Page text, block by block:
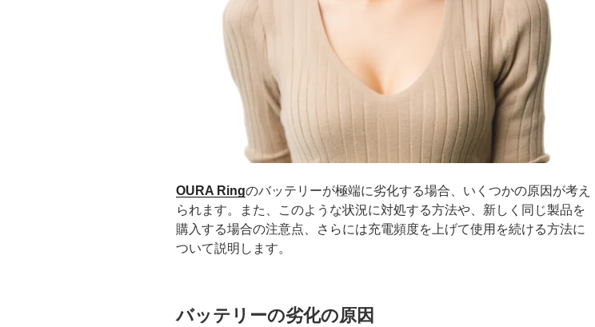
OURA Ringのバッテリーが極端に劣化する場合、いくつかの原因が考え
られます。また、このような状況に対処する方法や、新しく同じ製品を
購入する場合の注意点、さらには充電頻度を上げて使用を続ける方法に
ついて説明します。
バッテリーの劣化の原因